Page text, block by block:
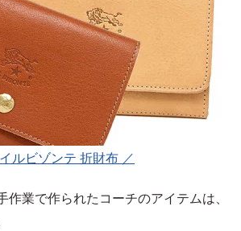
ルビゾンテ 折財布 ／
作業で作られたコーチのアイテムは、